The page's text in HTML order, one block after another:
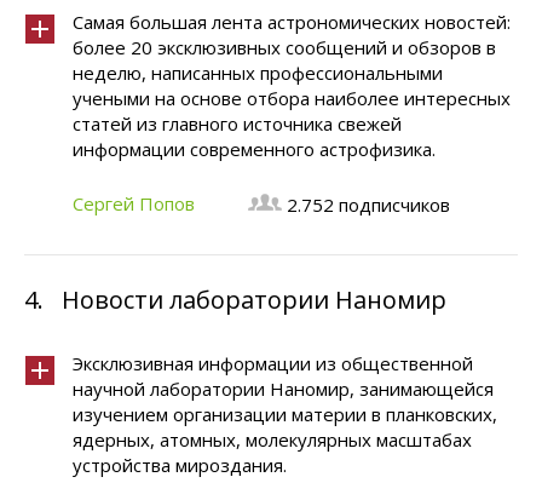
Самая большая лента астрономических новостей:
более 20 эксклюзивных сообщений и обзоров в
неделю, написанных профессиональными
учеными на основе отбора наиболее интересных
статей из главного источника свежей
информации современного астрофизика.
Сергей Попов 2.752 подписчиков
4. Новости лаборатории Наномир
Эксклюзивная информации из общественной
научной лаборатории Наномир, занимающейся
изучением организации материи в планковских,
ядерных, атомных, молекулярных масштабах
устройства мироздания.